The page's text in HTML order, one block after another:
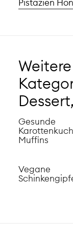
Pistazien
Gesunde
Muffins
Vegane